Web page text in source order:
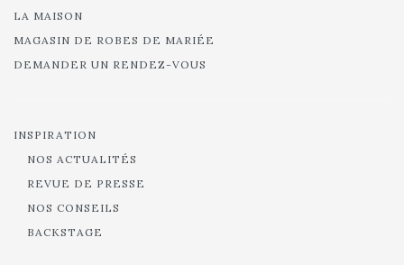
LA MAISON
MAGASIN DE ROBES DE MARIÉE
DEMANDER UN RENDEZ-VOUS
INSPIRATION
NOS ACTUALITÉS
REVUE DE PRESSE
NOS CONSEILS
BACKSTAGE